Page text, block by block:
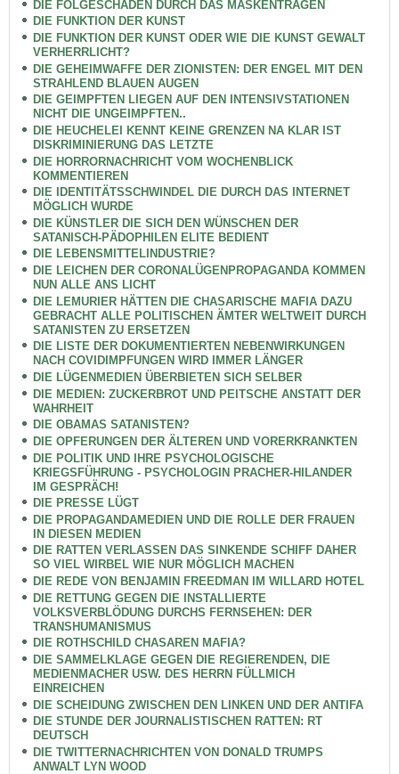
DIE FOLGESCHÄDEN DURCH DAS MASKENTRAGEN
DIE FUNKTION DER KUNST
DIE FUNKTION DER KUNST ODER WIE DIE KUNST GEWALT
VERHERRLICHT?
DIE GEHEIMWAFFE DER ZIONISTEN: DER ENGEL MIT DEN
STRAHLEND BLAUEN AUGEN
DIE GEIMPFTEN LIEGEN AUF DEN INTENSIVSTATIONEN
NICHT DIE UNGEIMPFTEN..
DIE HEUCHELEI KENNT KEINE GRENZEN NA KLAR IST
DISKRIMINIERUNG DAS LETZTE
DIE HORRORNACHRICHT VOM WOCHENBLICK
KOMMENTIEREN
DIE IDENTITÄTSSCHWINDEL DIE DURCH DAS INTERNET
MÖGLICH WURDE
DIE KÜNSTLER DIE SICH DEN WÜNSCHEN DER
SATANISCH-PÄDOPHILEN ELITE BEDIENT
DIE LEBENSMITTELINDUSTRIE?
DIE LEICHEN DER CORONALÜGENPROPAGANDA KOMMEN
NUN ALLE ANS LICHT
DIE LEMURIER HÄTTEN DIE CHASARISCHE MAFIA DAZU
GEBRACHT ALLE POLITISCHEN ÄMTER WELTWEIT DURCH
SATANISTEN ZU ERSETZEN
DIE LISTE DER DOKUMENTIERTEN NEBENWIRKUNGEN
NACH COVIDIMPFUNGEN WIRD IMMER LÄNGER
DIE LÜGENMEDIEN ÜBERBIETEN SICH SELBER
DIE MEDIEN: ZUCKERBROT UND PEITSCHE ANSTATT DER
WAHRHEIT
DIE OBAMAS SATANISTEN?
DIE OPFERUNGEN DER ÄLTEREN UND VORERKRANKTEN
DIE POLITIK UND IHRE PSYCHOLOGISCHE
KRIEGSFÜHRUNG - PSYCHOLOGIN PRACHER-HILANDER
IM GESPRÄCH!
DIE PRESSE LÜGT
DIE PROPAGANDAMEDIEN UND DIE ROLLE DER FRAUEN
IN DIESEN MEDIEN
DIE RATTEN VERLASSEN DAS SINKENDE SCHIFF DAHER
SO VIEL WIRBEL WIE NUR MÖGLICH MACHEN
DIE REDE VON BENJAMIN FREEDMAN IM WILLARD HOTEL
DIE RETTUNG GEGEN DIE INSTALLIERTE
VOLKSVERBLÖDUNG DURCHS FERNSEHEN: DER
TRANSHUMANISMUS
DIE ROTHSCHILD CHASAREN MAFIA?
DIE SAMMELKLAGE GEGEN DIE REGIERENDEN, DIE
MEDIENMACHER USW. DES HERRN FÜLLMICH
EINREICHEN
DIE SCHEIDUNG ZWISCHEN DEN LINKEN UND DER ANTIFA
DIE STUNDE DER JOURNALISTISCHEN RATTEN: RT
DEUTSCH
DIE TWITTERNACHRICHTEN VON DONALD TRUMPS
ANWALT LYN WOOD